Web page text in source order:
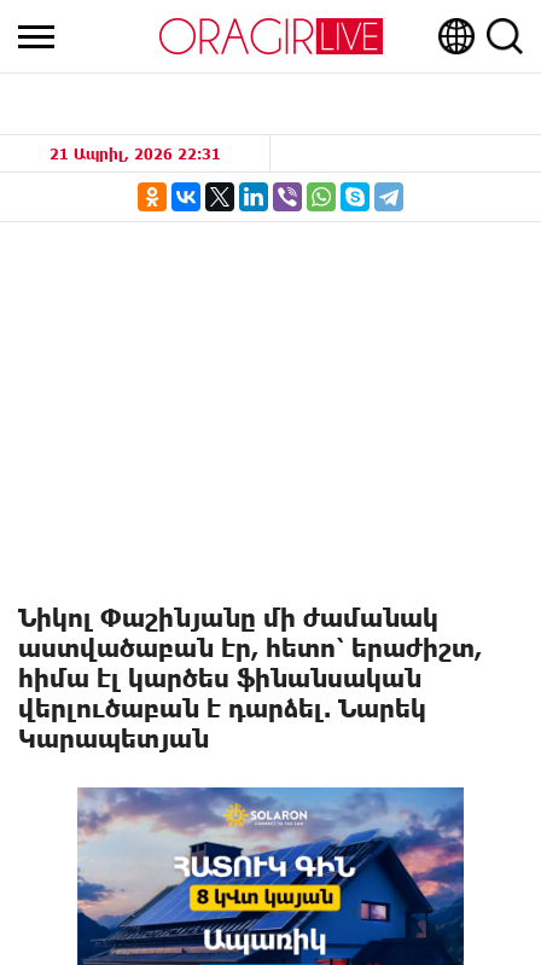
21 Ապրիլ, 2026 22:31
Նիկոլ Փաշինյանը մի ժամանակ
աստվածաբան էր, հետո՝ երաժիշտ,
հիմա էլ կարծես ֆինանսական
վերլուծաբան է դարձել. Նարեկ
Կարապետյան